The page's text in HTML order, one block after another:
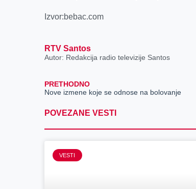
Izvor:bebac.com
RTV Santos
Autor: Redakcija radio televizije Santos
PRETHODNO
Nove izmene koje se odnose na bolovanje
POVEZANE VESTI
VESTI